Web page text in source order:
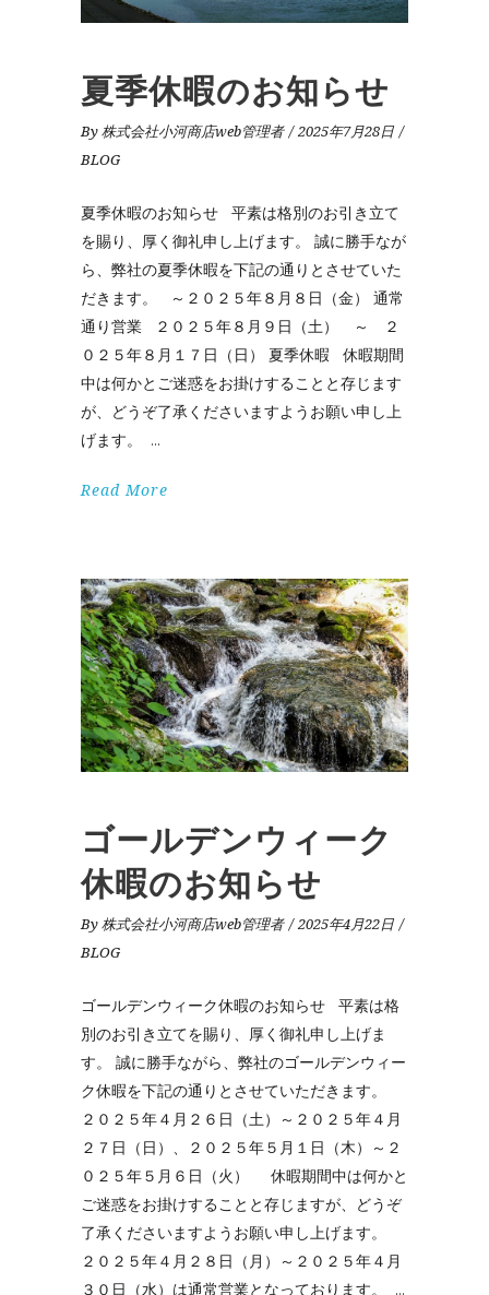
夏季休暇のお知らせ
By 株式会社小河商店web管理者
2025年7月28日
BLOG
夏季休暇のお知らせ 平素は格別のお引き立て
を賜り、厚く御礼申し上げます。 誠に勝手なが
ら、弊社の夏季休暇を下記の通りとさせていた
だきます。 ～２０２５年８月８日（金） 通常
通り営業 ２０２５年８月９日（土） ～ ２
０２５年８月１７日（日） 夏季休暇 休暇期間
中は何かとご迷惑をお掛けすることと存じます
が、どうぞ了承くださいますようお願い申し上
げます。
Read More
ゴールデンウィーク
休暇のお知らせ
By 株式会社小河商店web管理者
2025年4月22日
BLOG
ゴールデンウィーク休暇のお知らせ 平素は格
別のお引き立てを賜り、厚く御礼申し上げま
す。 誠に勝手ながら、弊社のゴールデンウィー
ク休暇を下記の通りとさせていただきます。
２０２５年４月２６日（土）～２０２５年４月
２７日（日）、２０２５年５月１日（木）～２
０２５年５月６日（火） 休暇期間中は何かと
ご迷惑をお掛けすることと存じますが、どうぞ
了承くださいますようお願い申し上げます。
２０２５年４月２８日（月）～２０２５年４月
３０日（水）は通常営業となっております。